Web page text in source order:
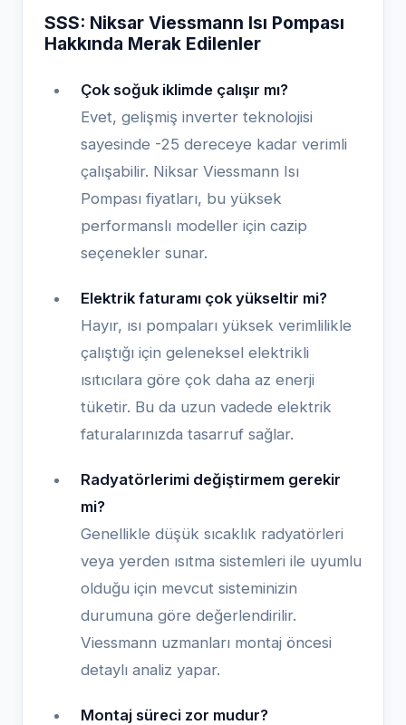
SSS: Niksar Viessmann Isı Pompası
Hakkında Merak Edilenler
Çok soğuk iklimde çalışır mı?
Evet, gelişmiş inverter teknolojisi
sayesinde -25 dereceye kadar verimli
çalışabilir. Niksar Viessmann Isı
Pompası fiyatları, bu yüksek
performanslı modeller için cazip
seçenekler sunar.
Elektrik faturamı çok yükseltir mi?
Hayır, ısı pompaları yüksek verimlilikle
çalıştığı için geleneksel elektrikli
ısıtıcılara göre çok daha az enerji
tüketir. Bu da uzun vadede elektrik
faturalarınızda tasarruf sağlar.
Radyatörlerimi değiştirmem gerekir
mi?
Genellikle düşük sıcaklık radyatörleri
veya yerden ısıtma sistemleri ile uyumlu
olduğu için mevcut sisteminizin
durumuna göre değerlendirilir.
Viessmann uzmanları montaj öncesi
detaylı analiz yapar.
Montaj süreci zor mudur?